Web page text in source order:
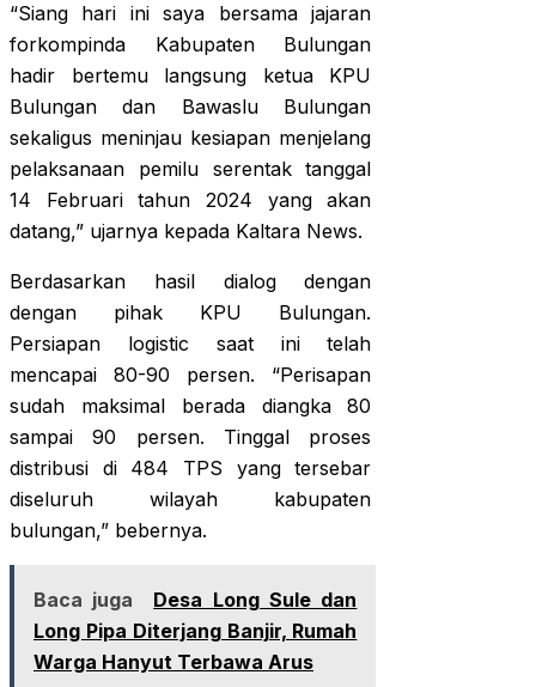
“Siang hari ini saya bersama jajaran
forkompinda Kabupaten Bulungan
hadir bertemu langsung ketua KPU
Bulungan dan Bawaslu Bulungan
sekaligus meninjau kesiapan menjelang
pelaksanaan pemilu serentak tanggal
14 Februari tahun 2024 yang akan
datang,” ujarnya kepada Kaltara News.
Berdasarkan hasil dialog dengan
dengan pihak KPU Bulungan.
Persiapan logistic saat ini telah
mencapai 80-90 persen. “Perisapan
sudah maksimal berada diangka 80
sampai 90 persen. Tinggal proses
distribusi di 484 TPS yang tersebar
diseluruh wilayah kabupaten
bulungan,” bebernya.
Baca juga
Desa Long Sule dan
Long Pipa Diterjang Banjir, Rumah
Warga Hanyut Terbawa Arus